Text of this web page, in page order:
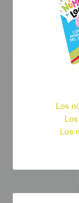
Los
Los